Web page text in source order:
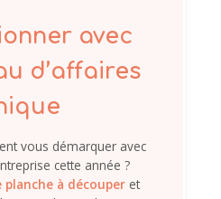
avec
d’affaires
vous démarquer avec
cette année ?
planche à découper et